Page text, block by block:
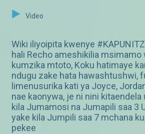
Video
Wiki iliyoipita kwenye
hali Recho ameshikilia msimamo
kumzika mtoto, Koku hatimaye
ndugu zake hata hawashtushwi,
limenusurika kati ya Joyce,
nae kaonywa, je ni nini
kila Jumamosi na Jumapili saa 3
yake kila Jumpili saa 7 mchana
pekee